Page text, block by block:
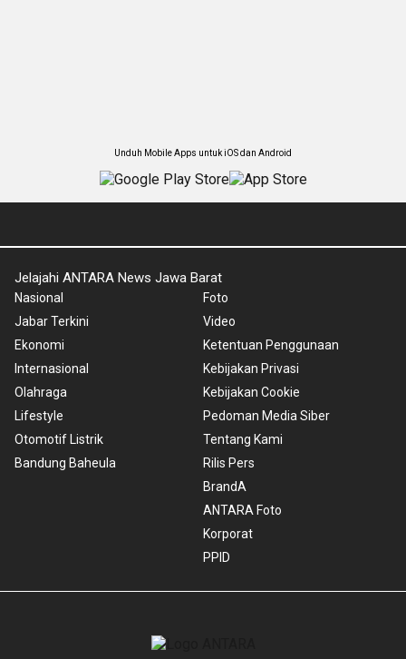
Unduh Mobile Apps untuk iOS dan Android
Jelajahi ANTARA News Jawa Barat
Nasional
Jabar Terkini
Ekonomi
Internasional
Olahraga
Lifestyle
Otomotif Listrik
Bandung Baheula
Foto
Video
Ketentuan Penggunaan
Kebijakan Privasi
Kebijakan Cookie
Pedoman Media Siber
Tentang Kami
Rilis Pers
BrandA
ANTARA Foto
Korporat
PPID